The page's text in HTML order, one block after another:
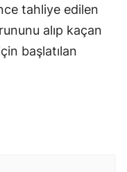
tahliye edilen
alıp kaçan
başlatılan